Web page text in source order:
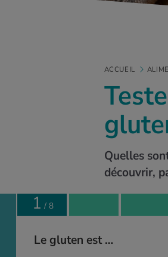
ACCUEIL
Quelles
découvrir,
1 / 8
Le gluten est …